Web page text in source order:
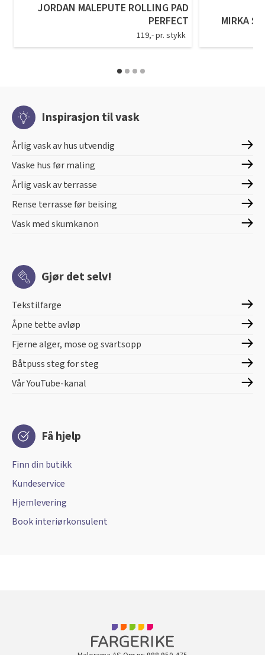
JORDAN MALEPUTE ROLLING PAD
PERFECT
119,- pr. stykk
MIRKA
Inspirasjon til vask
Årlig vask av hus utvendig
Vaske hus før maling
Årlig vask av terrasse
Rense terrasse før beising
Vask med skumkanon
Gjør det selv!
Tekstilfarge
Åpne tette avløp
Fjerne alger, mose og svartsopp
Båtpuss steg for steg
Vår YouTube-kanal
Få hjelp
Finn din butikk
Kundeservice
Hjemlevering
Book interiørkonsulent